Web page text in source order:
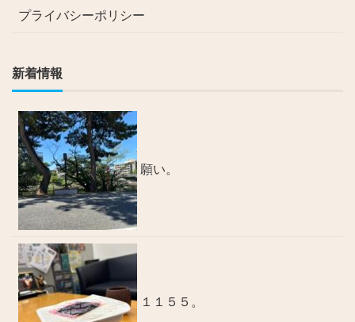
プライバシーポリシー
新着情報
願い。
１１５５。